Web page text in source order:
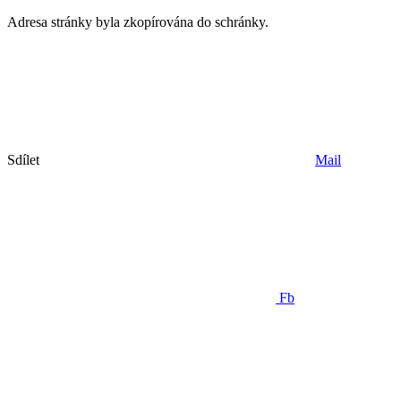
Adresa stránky byla zkopírována do schránky.
Sdílet Mail
Fb